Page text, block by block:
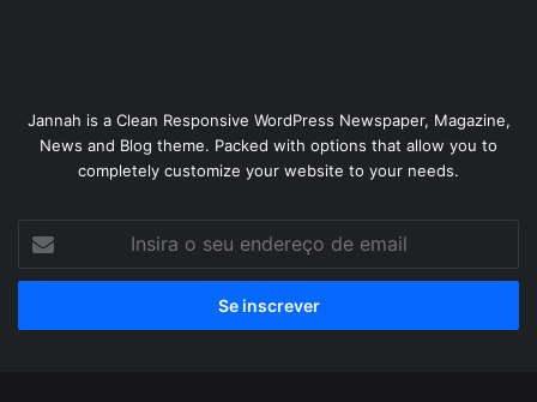
Jannah is a Clean Responsive WordPress Newspaper, Magazine,
News and Blog theme. Packed with options that allow you to
completely customize your website to your needs.
seu
de